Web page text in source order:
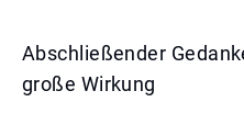
Abschließender
große Wirkung